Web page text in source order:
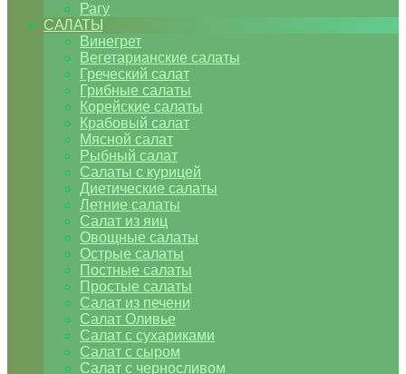
Рагу
САЛАТЫ
Винегрет
Вегетарианские салаты
Греческий салат
Грибные салаты
Корейские салаты
Крабовый салат
Мясной салат
Рыбный салат
Салаты с курицей
Диетические салаты
Летние салаты
Салат из яиц
Овощные салаты
Острые салаты
Постные салаты
Простые салаты
Салат из печени
Салат Оливье
Салат с сухариками
Салат с сыром
Салат с черносливом